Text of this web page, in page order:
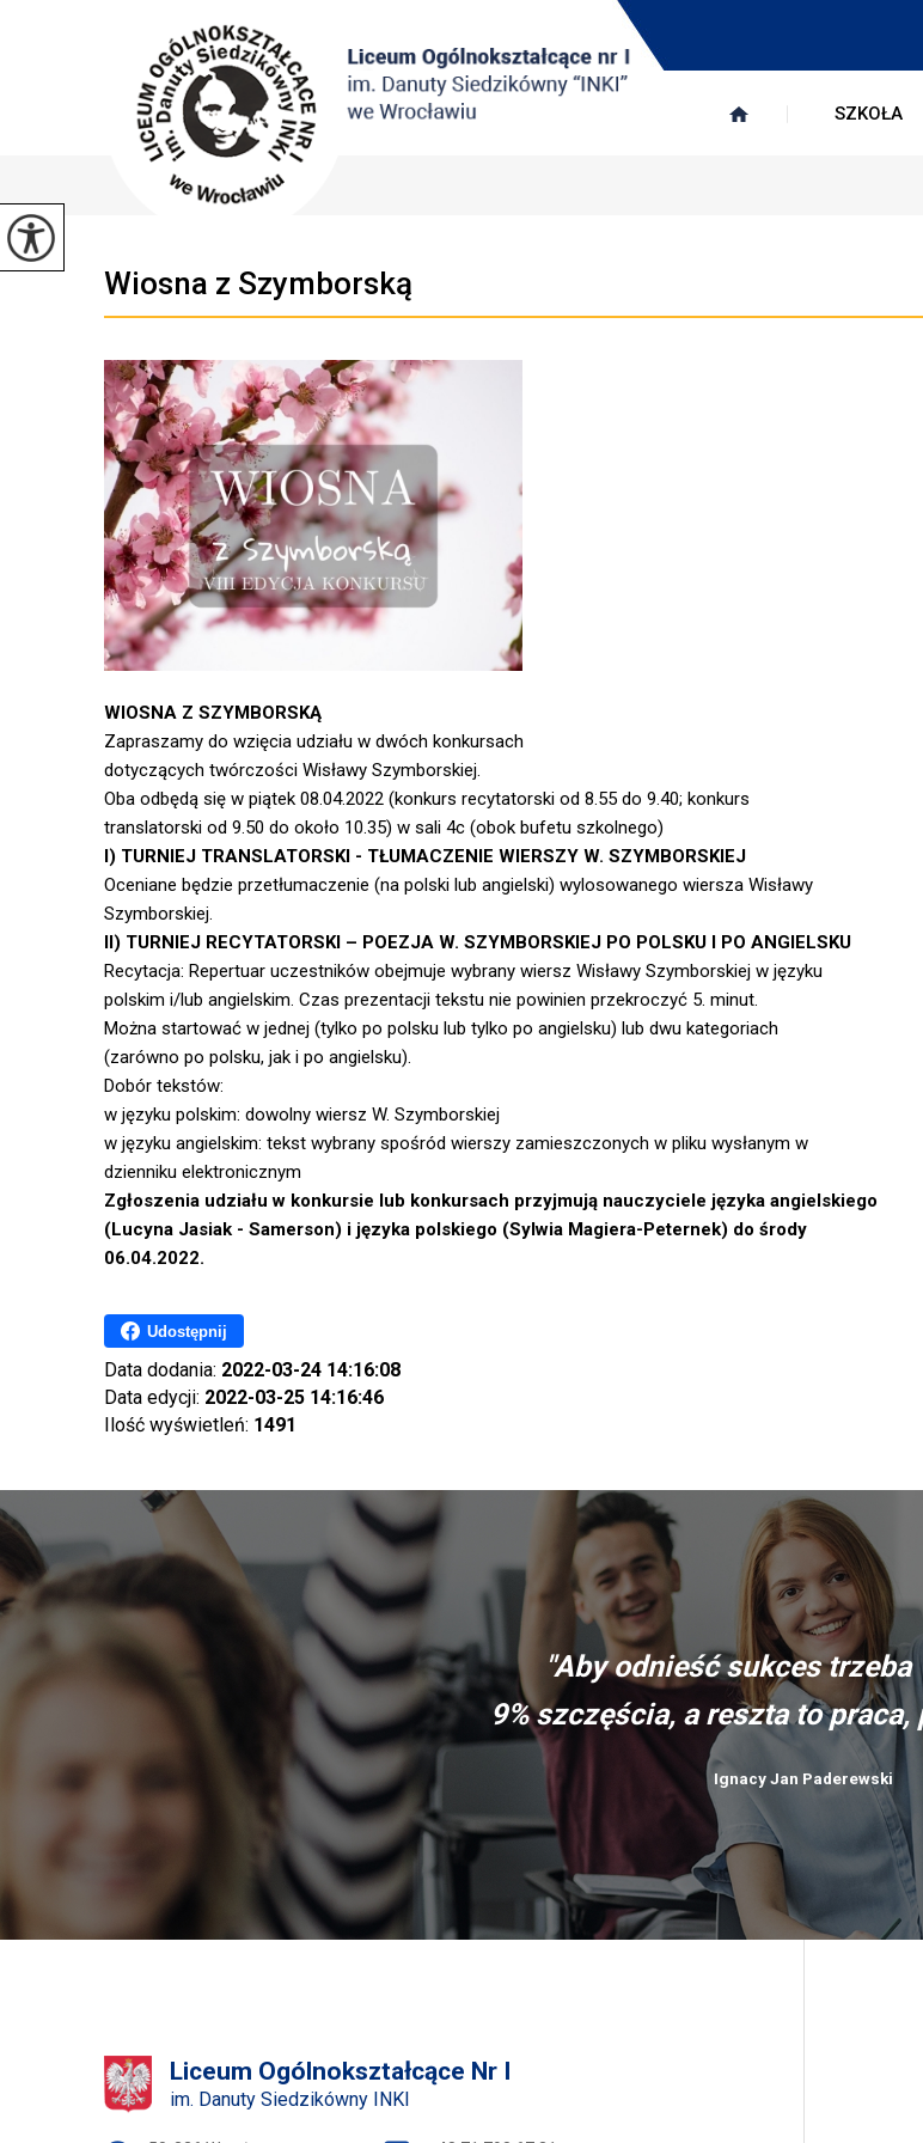
SZKOŁA
Wiosna z Szymborską
WIOSNA Z SZYMBORSKĄ
Zapraszamy do wzięcia udziału w dwóch konkursach
dotyczących twórczości Wisławy Szymborskiej.
Oba odbędą się w piątek 08.04.2022 (konkurs recytatorski od 8.55 do 9.40; konkurs
translatorski od 9.50 do około 10.35) w sali 4c (obok bufetu szkolnego)
I) TURNIEJ TRANSLATORSKI - TŁUMACZENIE WIERSZY W. SZYMBORSKIEJ
Oceniane będzie przetłumaczenie (na polski lub angielski) wylosowanego wiersza Wisławy
Szymborskiej.
II) TURNIEJ RECYTATORSKI – POEZJA W. SZYMBORSKIEJ PO POLSKU I PO ANGIELSKU
Recytacja: Repertuar uczestników obejmuje wybrany wiersz Wisławy Szymborskiej w języku
polskim i/lub angielskim. Czas prezentacji tekstu nie powinien przekroczyć 5. minut.
Można startować w jednej (tylko po polsku lub tylko po angielsku) lub dwu kategoriach
(zarówno po polsku, jak i po angielsku).
Dobór tekstów:
w języku polskim: dowolny wiersz W. Szymborskiej
w języku angielskim: tekst wybrany spośród wierszy zamieszczonych w pliku wysłanym w
dzienniku elektronicznym
Zgłoszenia udziału w konkursie lub konkursach przyjmują nauczyciele języka angielskiego
(Lucyna Jasiak - Samerson) i języka polskiego (Sylwia Magiera-Peternek) do środy
06.04.2022.
Udostępnij
Data dodania: 2022-03-24 14:16:08
Data edycji: 2022-03-25 14:16:46
Ilość wyświetleń: 1491
"Aby odnieść sukces trzeba
9% szczęścia, a reszta to praca,
Ignacy Jan Paderewski
Liceum Ogólnokształcące Nr I
im. Danuty Siedzikówny INKI